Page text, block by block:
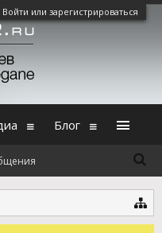
Войти или зарегистрироваться
Блог